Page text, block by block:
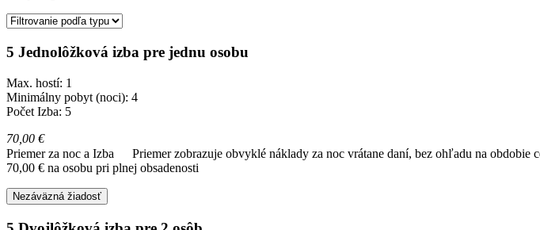
5 Jednolôžková izba pre jednu osobu
Max. hostí: 1
Minimálny pobyt (noci): 4
Počet Izba: 5
70,00 €
Priemer za noc a Izba
Priemer zobrazuje obvyklé náklady za noc vrátane daní, bez ohľadu na obdobie
70,00 € na osobu pri plnej obsadenosti
Nezáväzná žiadosť